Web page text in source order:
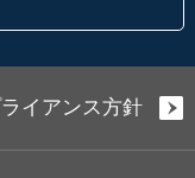
イアンス方針